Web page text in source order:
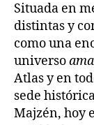
Situada en
distintas y
como una
universo
Atlas y en
sede
Majzén, hoy